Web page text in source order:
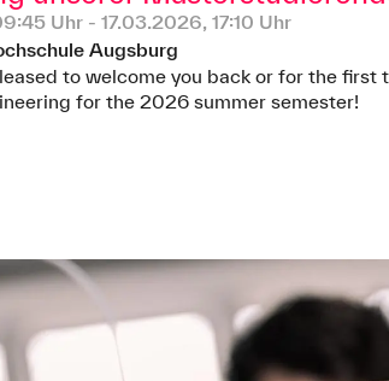
Uhr - 17.03.2026, 17:10 Uhr
Augsburg
to welcome you back or for the first
for the 2026 summer semester!